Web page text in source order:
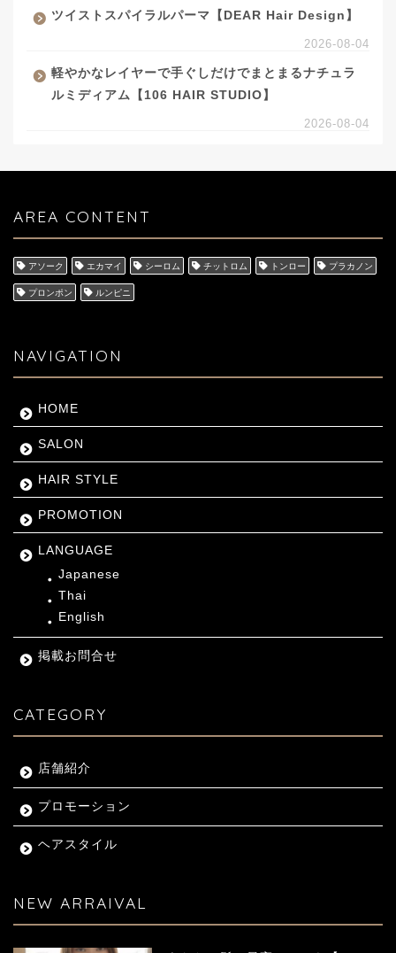
ツイストスパイラルパーマ【DEAR Hair Design】
2026-08-04
軽やかなレイヤーで手ぐしだけでまとまるナチュラ
ルミディアム【106 HAIR STUDIO】
2026-08-04
AREA CONTENT
アソーク エカマイ シーロム チットロム トンロー プラカノン
プロンポン ルンピニ
NAVIGATION
HOME
SALON
HAIR STYLE
PROMOTION
LANGUAGE
Japanese
Thai
English
掲載お問合せ
CATEGORY
店舗紹介
プロモーション
ヘアスタイル
NEW ARRAIVAL